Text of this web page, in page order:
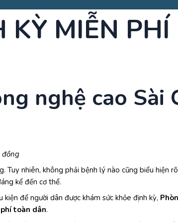
SÀI GÒN MEDIK.
Bảng giá Kiến Thức Sức Khỏe
siêu âm có được không? Lưu ý cần biết
MIỄN PHÍ
nghệ cao Sài
đồng
Tuy nhiên, không phải bệnh lý nào cũng biểu hiện
kể đến cơ thể.
để người dân được khám sức khỏe định kỳ,
toàn dân.